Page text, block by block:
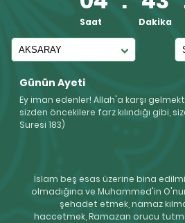
Günün Ayeti
Ey iman edenler! Allah'a karşı
sizden öncekilere farz kılındığı gibi,
Suresi 183)
Saat Dakika
İslam beş esas üzerine bina
olmadığına ve Muhammed'in
şehadet etmek, namaz
haccetmek, Ramazan orucu